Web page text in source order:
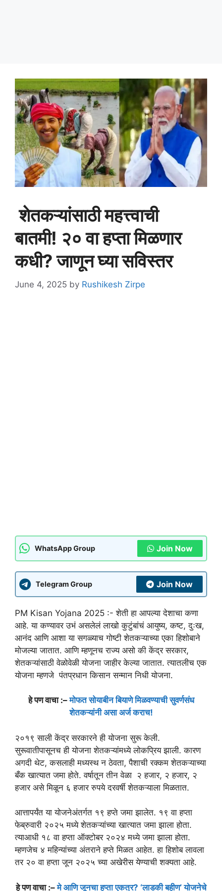
शेतकऱ्यांसाठी महत्त्वाची
बातमी! २० वा हप्ता मिळणार
कधी? जाणून घ्या सविस्तर
June 4, 2025 by Rushikesh Zirpe
WhatsApp Group Join Now
Telegram Group Join Now
PM Kisan Yojana 2025 :- शेती हा आपल्या देशाचा कणा
आहे. या कण्यावर उभं असलेलं लाखो कुटुंबांचं आयुष्य, कष्ट, दुःख,
आनंद आणि आशा या सगळ्याच गोष्टी शेतकऱ्याच्या एका हिशोबाने
मोजल्या जातात. आणि म्हणूनच राज्य असो की केंद्र सरकार,
शेतकऱ्यांसाठी वेळोवेळी योजना जाहीर केल्या जातात. त्यातलीच एक
योजना म्हणजे पंतप्रधान किसान सन्मान निधी योजना.
हे पण वाचा :–मोफत सोयाबीन बियाणे मिळवण्याची सुवर्णसंध
शेतकऱ्यांनी असा अर्ज कराच!
२०१९ साली केंद्र सरकारने ही योजना सुरू केली.
सुरूवातीपासूनच ही योजना शेतकऱ्यांमध्ये लोकप्रिय झाली. कारण
अगदी थेट, कसलाही मध्यस्थ न ठेवता, पैशाची रक्कम शेतकऱ्याच्या
बँक खात्यात जमा होते. वर्षातून तीन वेळा २ हजार, २ हजार, २
हजार असे मिळून ६ हजार रुपये दरवर्षी शेतकऱ्याला मिळतात.
आत्तापर्यंत या योजनेअंतर्गत १९ हप्ते जमा झालेत. १९ वा हप्ता
फेब्रुवारी २०२५ मध्ये शेतकऱ्यांच्या खात्यात जमा झाला होता.
त्याआधी १८ वा हप्ता ऑक्टोबर २०२४ मध्ये जमा झाला होता.
म्हणजेच ४ महिन्यांच्या अंतराने हप्ते मिळत आहेत. हा हिशोब लावला
तर २० वा हप्ता जून २०२५ च्या अखेरीस येण्याची शक्यता आहे.
हे पण वाचा :–मे आणि जूनचा हप्ता एकत्र? ‘लाडकी बहीण’ योजनेचे